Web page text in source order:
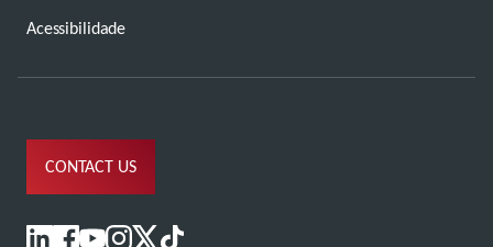
Acessibilidade
CONTACT US